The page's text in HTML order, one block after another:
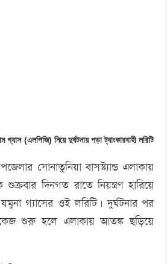
(এলপিজি) নিয়ে দুর্ঘটনায় পড়া ট্যাংকারবাহী লরিটি
সোনাতুনিয়া বাসস্ট্যান্ড এলাকায়
দিনগত রাতে নিয়ন্ত্রণ হারিয়ে
যমুনা গ্যাসের ওই লরিটি। দুর্ঘটনার পর
শুরু হলে এলাকায় আতঙ্ক ছড়িয়ে